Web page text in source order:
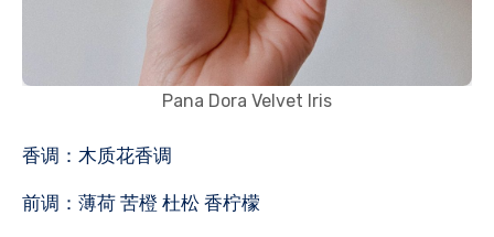
Pana Dora Velvet Iris
香调：木质花香调
前调：薄荷 苦橙 杜松 香柠檬